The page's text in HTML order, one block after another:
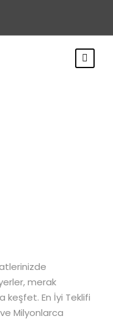
merak
keşfet. En İyi Teklifi
Milyonlarca